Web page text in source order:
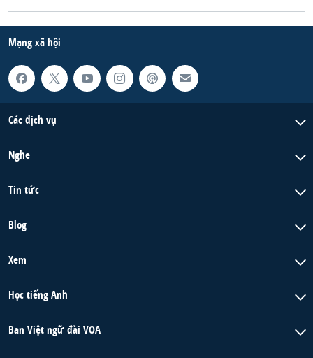
Mạng xã hội
Các dịch vụ
Nghe
Tin tức
Blog
Xem
Học tiếng Anh
Ban Việt ngữ đài VOA